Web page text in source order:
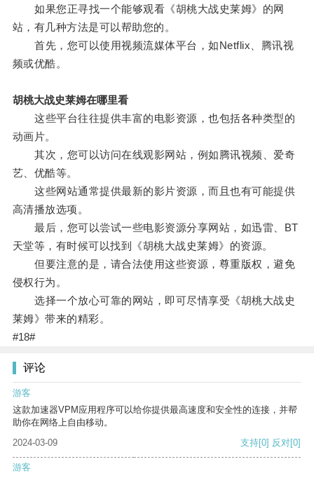
如果您正寻找一个能够观看《胡桃大战史莱姆》的网
站，有几种方法是可以帮助您的。
首先，您可以使用视频流媒体平台，如Netflix、腾讯视
频或优酷。
胡桃大战史莱姆在哪里看
这些平台往往提供丰富的电影资源，也包括各种类型的
动画片。
其次，您可以访问在线观影网站，例如腾讯视频、爱奇
艺、优酷等。
这些网站通常提供最新的影片资源，而且也有可能提供
高清播放选项。
最后，您可以尝试一些电影资源分享网站，如迅雷、BT
天堂等，有时候可以找到《胡桃大战史莱姆》的资源。
但要注意的是，请合法使用这些资源，尊重版权，避免
侵权行为。
选择一个放心可靠的网站，即可尽情享受《胡桃大战史
莱姆》带来的精彩。
#18#
评论
游客
这款加速器VPM应用程序可以给你提供最高速度和安全性的连接，并帮
助你在网络上自由移动。
2024-03-09
支持[0] 反对[0]
游客